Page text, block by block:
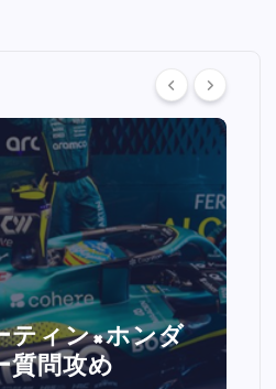
ルクレール激
レートで0.5秒